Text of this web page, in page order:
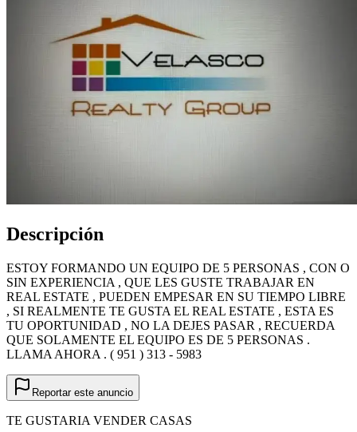
Descripción
ESTOY FORMANDO UN EQUIPO DE 5 PERSONAS , CON O
SIN EXPERIENCIA , QUE LES GUSTE TRABAJAR EN
REAL ESTATE , PUEDEN EMPESAR EN SU TIEMPO LIBRE
, SI REALMENTE TE GUSTA EL REAL ESTATE , ESTA ES
TU OPORTUNIDAD , NO LA DEJES PASAR , RECUERDA
QUE SOLAMENTE EL EQUIPO ES DE 5 PERSONAS .
LLAMA AHORA . ( 951 ) 313 - 5983
Reportar este anuncio
TE GUSTARIA VENDER CASAS